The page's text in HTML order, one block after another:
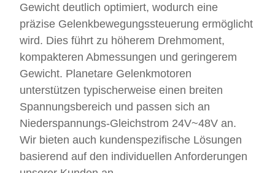
Gewicht deutlich optimiert, wodurch eine
präzise Gelenkbewegungssteuerung ermöglicht
wird. Dies führt zu höherem Drehmoment,
kompakteren Abmessungen und geringerem
Gewicht. Planetare Gelenkmotoren
unterstützen typischerweise einen breiten
Spannungsbereich und passen sich an
Niederspannungs-Gleichstrom 24V~48V an.
Wir bieten auch kundenspezifische Lösungen
basierend auf den individuellen Anforderungen